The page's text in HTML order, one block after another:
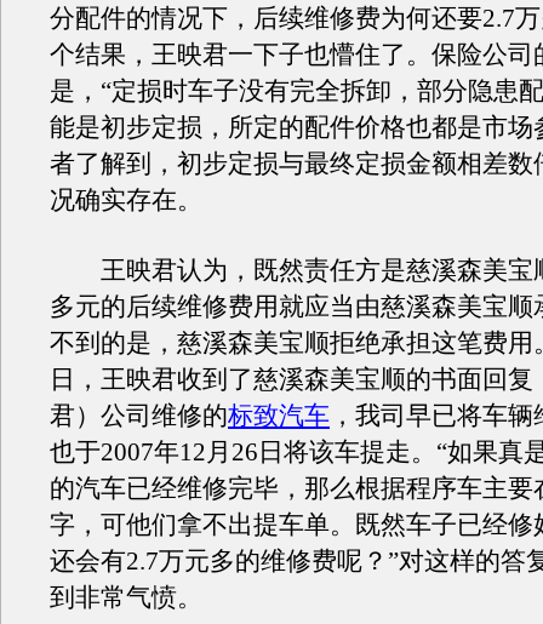
分配件的情况下，后续维修费为何还要2.7
个结果，王映君一下子也懵住了。保险公司
是，“定损时车子没有完全拆卸，部分隐患
能是初步定损，所定的配件价格也都是市场
者了解到，初步定损与最终定损金额相差数
况确实存在。
王映君认为，既然责任方是慈溪森美宝
多元的后续维修费用就应当由慈溪森美宝顺
不到的是，慈溪森美宝顺拒绝承担这笔费用
日，王映君收到了慈溪森美宝顺的书面回复
君）公司维修的标致汽车 ，我司早已将车
也于2007年12月26日将该车提走。“如果真
的汽车已经维修完毕，那么根据程序车主要
字，可他们拿不出提车单。既然车子已经修
还会有2.7万元多的维修费呢？”对这样的答
到非常气愤。